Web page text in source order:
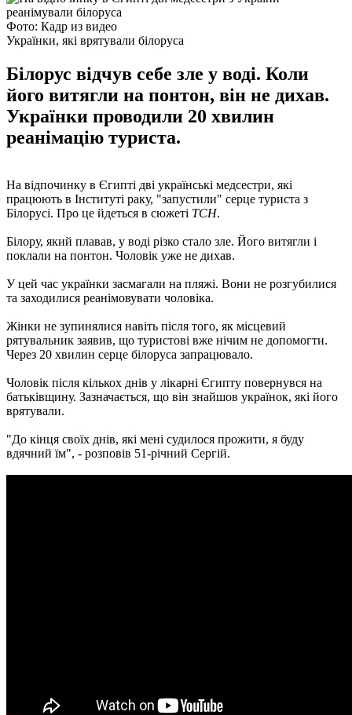
Фото: Кадр из видео
Українки, які врятували білоруса
Білорус відчув себе зле у воді. Коли
його витягли на понтон, він не дихав.
Українки проводили 20 хвилин
реанімацію туриста.
На відпочинку в Єгипті дві українські медсестри, які
працюють в Інституті раку, "запустили" серце туриста з
Білорусі. Про це йдеться в сюжеті ТСН.
Білору, який плавав, у воді різко стало зле. Його витягли і
поклали на понтон. Чоловік уже не дихав.
У цей час українки засмагали на пляжі. Вони не розгубилися
та заходилися реанімовувати чоловіка.
Жінки не зупинялися навіть після того, як місцевий
рятувальник заявив, що туристові вже нічим не допомогти.
Через 20 хвилин серце білоруса запрацювало.
Чоловік після кількох днів у лікарні Єгипту повернувся на
батьківщину. Зазначається, що він знайшов українок, які його
врятували.
"До кінця своїх днів, які мені судилося прожити, я буду
вдячний їм", - розповів 51-річний Сергій.